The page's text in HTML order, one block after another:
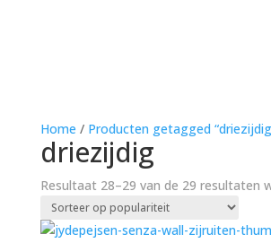
Home / Producten getagged
driezijdig
Resultaat 28–29 van de 29 resultaten